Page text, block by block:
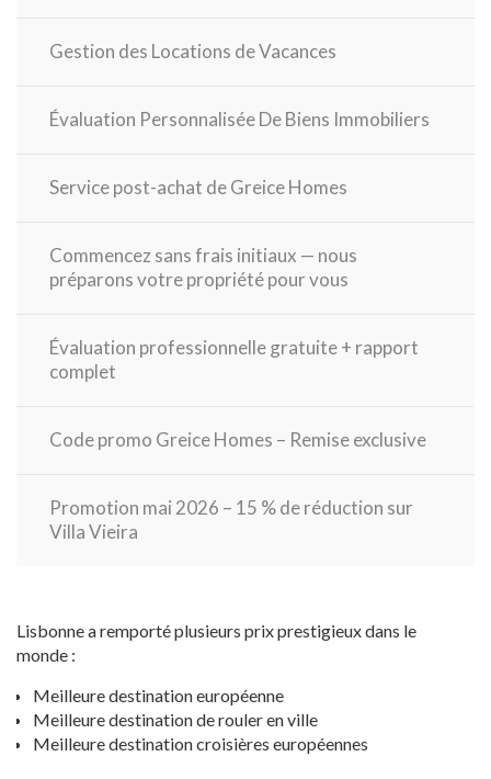
Gestion des Locations de Vacances
Évaluation Personnalisée De Biens Immobiliers
Service post-achat de Greice Homes
Commencez sans frais initiaux — nous
préparons votre propriété pour vous
Évaluation professionnelle gratuite + rapport
complet
Code promo Greice Homes – Remise exclusive
Promotion mai 2026 – 15 % de réduction sur
Villa Vieira
Lisbonne a remporté plusieurs prix prestigieux dans le
monde :
Meilleure destination européenne
Meilleure destination de rouler en ville
Meilleure destination croisières européennes